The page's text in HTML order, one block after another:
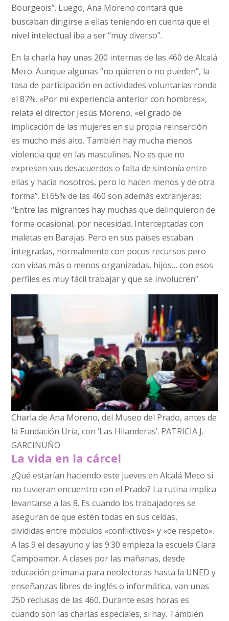
Bourgeois”. Luego, Ana Moreno contará que
buscaban dirigirse a ellas teniendo en cuenta que el
nivel intelectual iba a ser “muy diverso”.
En la charla hay unas 200 internas de las 460 de Alcalá
Meco. Aunque algunas “no quieren o no pueden”, la
tasa de participación en actividades voluntarias ronda
el 87%. «Por mi experiencia anterior con hombres»,
relata el director Jesús Moreno, «el grado de
implicación de las mujeres en su propia reinserción
es mucho más alto. También hay mucha menos
violencia que en las masculinas. No es que no
expresen sus desacuerdos o falta de sintonía entre
ellas y hacia nosotros, pero lo hacen menos y de otra
forma”. El 65% de las 460 son además extranjeras:
“Entre las migrantes hay muchas que delinquieron de
forma ocasional, por necesidad. Interceptadas con
maletas en Barajas. Pero en sus países estaban
integradas, normalmente con pocos recursos pero
con vidas más o menos organizadas, hijos… con esos
perfiles es muy fácil trabajar y que se involucren”.
Charla de Ana Moreno, del Museo del Prado, antes de
la Fundación Uría, con ‘Las Hilanderas’. PATRICIA J.
GARCINUÑO
La vida en la cárcel
¿Qué estarían haciendo este jueves en Alcalá Meco si
no tuvieran encuentro con el Prado? La rutina implica
levantarse a las 8. Es cuando los trabajadores se
aseguran de que estén todas en sus celdas,
divididas entre módulos «conflictivos» y «de respeto».
A las 9 el desayuno y las 9:30 empieza la escuela Clara
Campoamor. A clases por las mañanas, desde
educación primaria para neolectoras hasta la UNED y
enseñanzas libres de inglés o informática, van unas
250 reclusas de las 460. Durante esas horas es
cuando son las charlas especiales, si hay. También